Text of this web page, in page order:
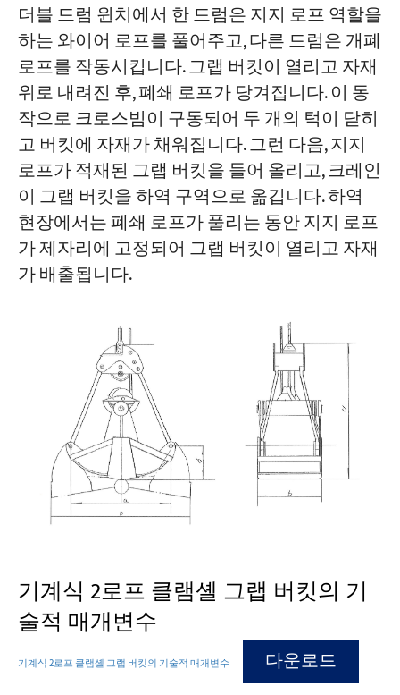
더블 드럼 윈치에서 한 드럼은 지지 로프 역할을
하는 와이어 로프를 풀어주고, 다른 드럼은 개폐
로프를 작동시킵니다. 그랩 버킷이 열리고 자재
위로 내려진 후, 폐쇄 로프가 당겨집니다. 이 동
작으로 크로스빔이 구동되어 두 개의 턱이 닫히
고 버킷에 자재가 채워집니다. 그런 다음, 지지
로프가 적재된 그랩 버킷을 들어 올리고, 크레인
이 그랩 버킷을 하역 구역으로 옮깁니다. 하역
현장에서는 폐쇄 로프가 풀리는 동안 지지 로프
가 제자리에 고정되어 그랩 버킷이 열리고 자재
가 배출됩니다.
기계식 2로프 클램셸 그랩 버킷의 기
술적 매개변수
기계식 2로프 클램셸 그랩 버킷의 기술적 매개변수 다운로드